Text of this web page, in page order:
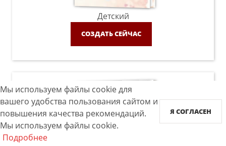
Детский
СОЗДАТЬ СЕЙЧАС
Мы используем файлы cookie для
вашего удобства пользования сайтом и
повышения качества рекомендаций.
Мы используем файлы cookie.
Подробнее
Я СОГЛАСЕН